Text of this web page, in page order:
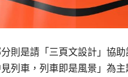
則是請「三頁文設計」協
列車，列車即是風景」為